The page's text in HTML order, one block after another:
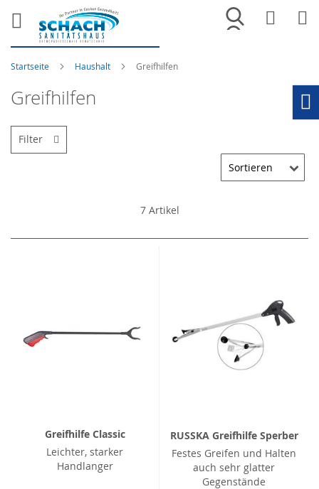
Merkliste
Startseite Haushalt Greifhilfen
Greifhilfen
7Artikel
Greifhilfe Classic
Leichter, starker
Handlanger
RUSSKA Greifhilfe Sperber
Festes Greifen und Halten
auch sehr glatter
Gegenstände
Filter